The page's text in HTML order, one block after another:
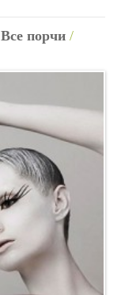
Все порчи /